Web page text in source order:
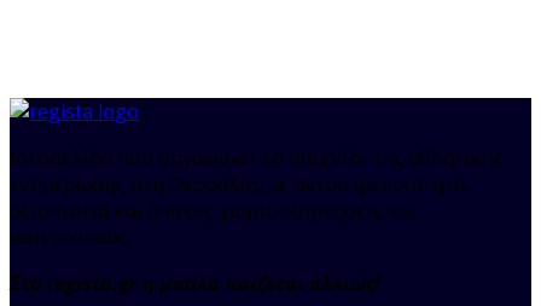
Ιστοσελίδα που οργανώνει το παιχνίδι της αθλητικής
ενημέρωσης στη Θεσσαλία, με αντικειμενικότητα,
αξιοπιστία και άποψη, χωρίς εξαρτήσεις και
αστερίσκους.
Στο regista.gr η μπάλα παίζεται αλλιώς!